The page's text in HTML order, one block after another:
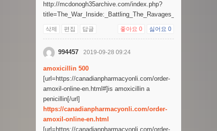
http://mcdonogh35archive.com/index.php?
삭제 편집 답글 좋아요 0 싫어요 0
994457 2019-09-28 09:24
amoxicillin 500
[url=https://canadianpharmacyonli.com/order-
amoxil-online-en.html#]is amoxicillin a
penicillin[/url]
https://canadianpharmacyonli.com/order-
amoxil-online-en.html
[url=https://canadianpharmacyonli.com/order-